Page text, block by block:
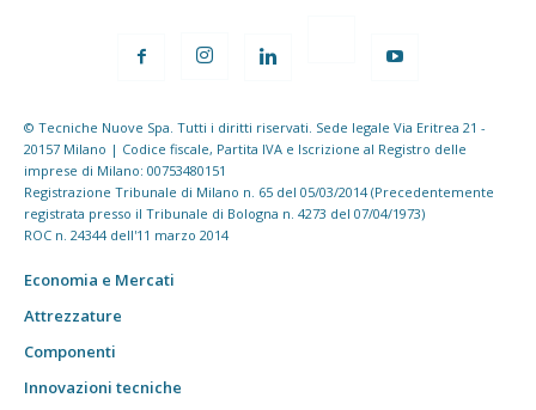
© Tecniche Nuove Spa. Tutti i diritti riservati. Sede legale Via Eritrea 21 -
20157 Milano | Codice fiscale, Partita IVA e Iscrizione al Registro delle
imprese di Milano: 00753480151
Registrazione Tribunale di Milano n. 65 del 05/03/2014 (Precedentemente
registrata presso il Tribunale di Bologna n. 4273 del 07/04/1973)
ROC n. 24344 dell'11 marzo 2014
Economia e Mercati
Attrezzature
Componenti
Innovazioni tecniche